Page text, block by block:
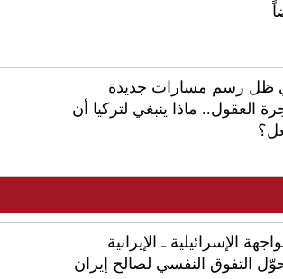
ظل رسم مسارات جديدة
العقول.. ماذا ينبغي لتركيا أن
الإسرائيلية ـ الإيرانية
التفوق النفسي لصالح إيران